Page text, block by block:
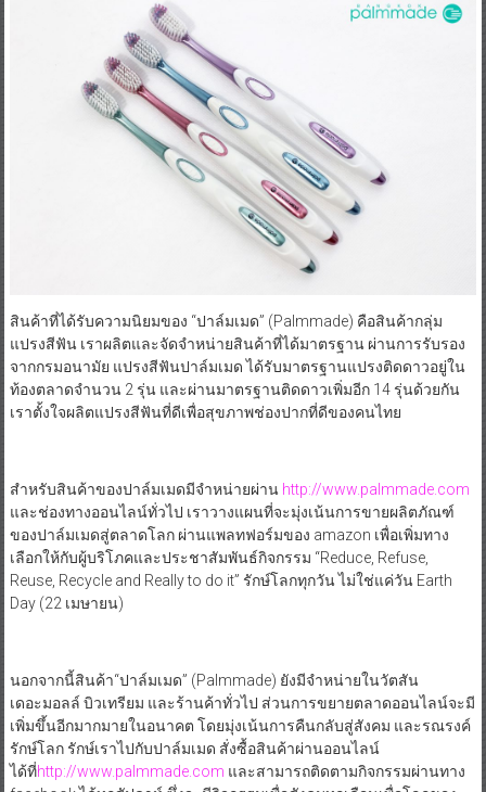
สินค้าที่ได้รับความนิยมของ “ปาล์มเมด” (Palmmade) คือสินค้ากลุ่ม
แปรงสีฟัน เราผลิตและจัดจำหน่ายสินค้าที่ได้มาตรฐาน ผ่านการรับรอง
จากกรมอนามัย แปรงสีฟันปาล์มเมด ได้รับมาตรฐานแปรงติดดาวอยู่ใน
ท้องตลาดจำนวน 2 รุ่น และผ่านมาตรฐานติดดาวเพิ่มอีก 14 รุ่นด้วยกัน
เราตั้งใจผลิตแปรงสีฟันที่ดีเพื่อสุขภาพช่องปากที่ดีของคนไทย
สำหรับสินค้าของปาล์มเมดมีจำหน่ายผ่าน http://www.palmmade.com
และช่องทางออนไลน์ทั่วไป เราวางแผนที่จะมุ่งเน้นการขายผลิตภัณฑ์
ของปาล์มเมดสู่ตลาดโลก ผ่านแพลทฟอร์มของ amazon เพื่อเพิ่มทาง
เลือกให้กับผู้บริโภคและประชาสัมพันธ์กิจกรรม “Reduce, Refuse,
Reuse, Recycle and Really to do it” รักษ์โลกทุกวัน ไม่ใช่แค่วัน Earth
Day (22 เมษายน)
นอกจากนี้สินค้า“ปาล์มเมด” (Palmmade) ยังมีจำหน่ายในวัตสัน
เดอะมอลล์ บิวเทรียม และร้านค้าทั่วไป ส่วนการขยายตลาดออนไลน์จะมี
เพิ่มขึ้นอีกมากมายในอนาคต โดยมุ่งเน้นการคืนกลับสู่สังคม และรณรงค์
รักษ์โลก รักษ์เราไปกับปาล์มเมด สั่งซื้อสินค้าผ่านออนไลน์
ได้ที่http://www.palmmade.com และสามารถติดตามกิจกรรมผ่านทาง